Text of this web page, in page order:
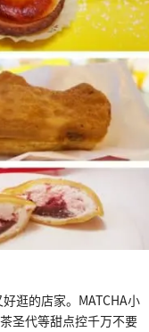
逛的店家。MATCHA小
圣代等甜点控千万不要